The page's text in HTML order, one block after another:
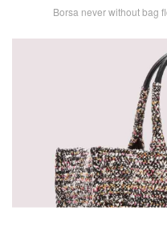
Borsa never without bag